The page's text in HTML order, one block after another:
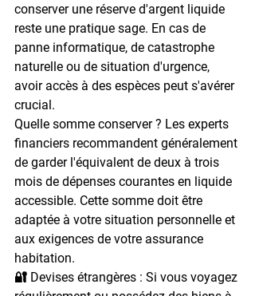
conserver une réserve d'argent liquide
reste une pratique sage. En cas de
panne informatique, de catastrophe
naturelle ou de situation d'urgence,
avoir accès à des espèces peut s'avérer
crucial.
Quelle somme conserver ? Les experts
financiers recommandent généralement
de garder l'équivalent de deux à trois
mois de dépenses courantes en liquide
accessible. Cette somme doit être
adaptée à votre situation personnelle et
aux exigences de votre assurance
habitation.
🔐 Devises étrangères : Si vous voyagez